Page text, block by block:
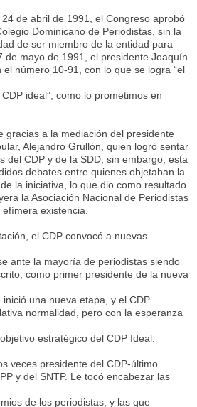
de abril de 1991, el Congreso aprobó
Dominicano de Periodistas, sin la
de ser miembro de la entidad para
de mayo de 1991, el presidente Joaquín
número 10-91, con lo que se logra “el
ideal”, como lo prometimos en
gracias a la mediación del presidente
Alejandro Grullón, quien logró sentar
del CDP y de la SDD, sin embargo, esta
debates entre quienes objetaban la
la iniciativa, lo que dio como resultado
la Asociación Nacional de Periodistas
existencia.
el CDP convocó a nuevas
ante la mayoría de periodistas siendo
como primer presidente de la nueva
una nueva etapa, y el CDP
normalidad, pero con la esperanza
estratégico del CDP Ideal.
veces presidente del CDP-último
y del SNTP. Le tocó encabezar las
de los periodistas, y las que